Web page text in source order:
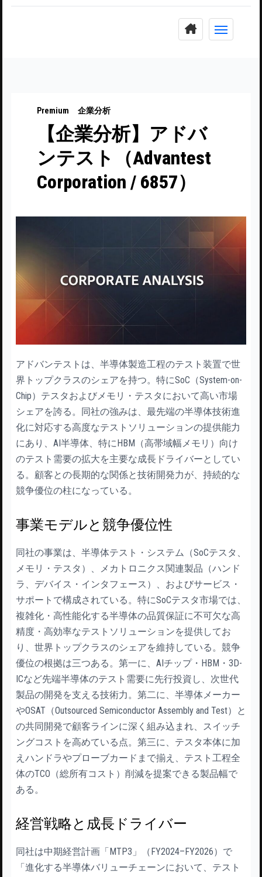
Premium 企業分析
【企業分析】アドバ
ンテスト（Advantest
Corporation / 6857）
アドバンテストは、半導体製造工程のテスト装置で世
界トップクラスのシェアを持つ。特にSoC（System-on-
Chip）テスタおよびメモリ・テスタにおいて高い市場
シェアを誇る。同社の強みは、最先端の半導体技術進
化に対応する高度なテストソリューションの提供能力
にあり、AI半導体、特にHBM（高帯域幅メモリ）向け
のテスト需要の拡大を主要な成長ドライバーとしてい
る。顧客との長期的な関係と技術開発力が、持続的な
競争優位の柱になっている。
事業モデルと競争優位性
同社の事業は、半導体テスト・システム（SoCテスタ、
メモリ・テスタ）、メカトロニクス関連製品（ハンド
ラ、デバイス・インタフェース）、およびサービス・
サポートで構成されている。特にSoCテスタ市場では、
複雑化・高性能化する半導体の品質保証に不可欠な高
精度・高効率なテストソリューションを提供してお
り、世界トップクラスのシェアを維持している。競争
優位の根拠は三つある。第一に、AIチップ・HBM・3D-
ICなど先端半導体のテスト需要に先行投資し、次世代
製品の開発を支える技術力。第二に、半導体メーカー
やOSAT（Outsourced Semiconductor Assembly and Test）と
の共同開発で顧客ラインに深く組み込まれ、スイッチ
ングコストを高めている点。第三に、テスタ本体に加
えハンドラやプローブカードまで揃え、テスト工程全
体のTCO（総所有コスト）削減を提案できる製品幅で
ある。
経営戦略と成長ドライバー
同社は中期経営計画「MTP3」（FY2024–FY2026）で
「進化する半導体バリューチェーンにおいて、テスト